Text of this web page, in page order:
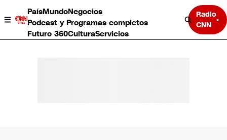
PaísMundoNegocios
Podcast y Programas completos
Futuro 360CulturaServicios
Radio
CNN